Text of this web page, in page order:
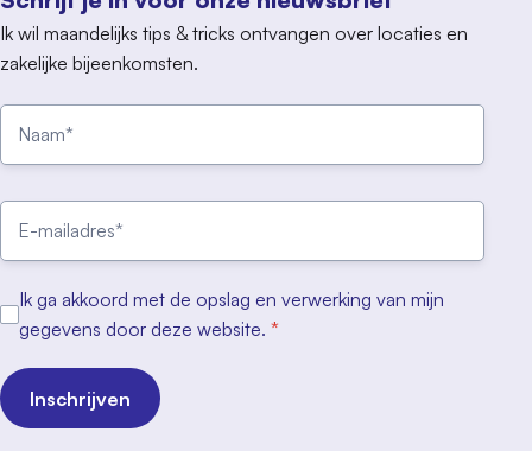
Ik wil maandelijks tips & tricks ontvangen over locaties en
zakelijke bijeenkomsten.
Ik ga akkoord met de opslag en verwerking van mijn
gegevens door deze website. *
Inschrijven